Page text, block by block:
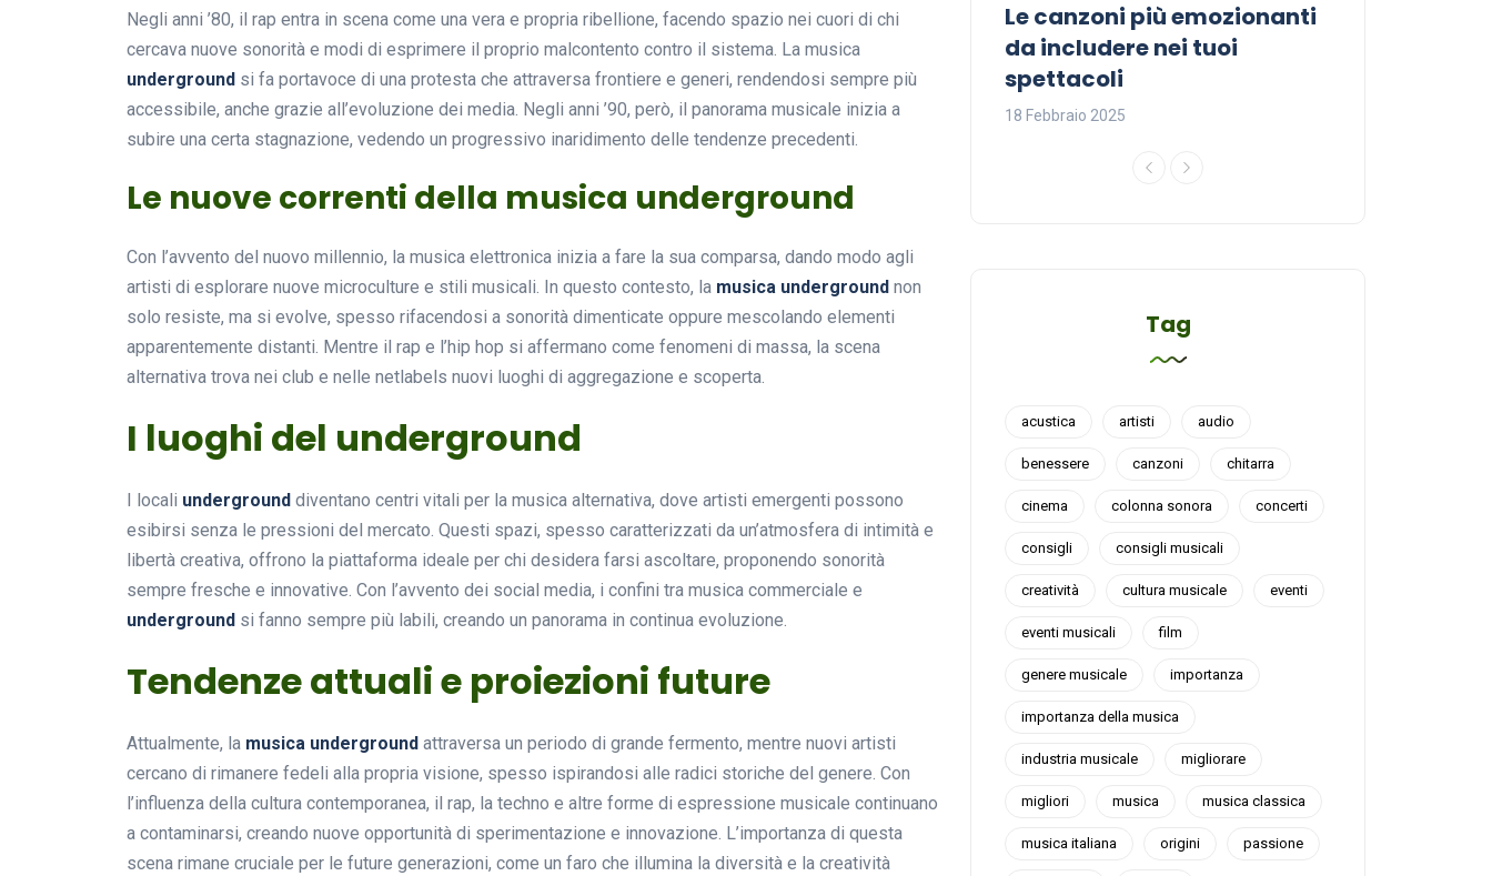
Negli anni ’80, il rap entra in scena come una vera e propria ribellione, facendo spazio nei cuori di chi
cercava nuove sonorità e modi di esprimere il proprio malcontento contro il sistema. La musica
underground si fa portavoce di una protesta che attraversa frontiere e generi, rendendosi sempre più
accessibile, anche grazie all’evoluzione dei media. Negli anni ’90, però, il panorama musicale inizia a
subire una certa stagnazione, vedendo un progressivo inaridimento delle tendenze precedenti.
Le nuove correnti della musica underground
Con l’avvento del nuovo millennio, la musica elettronica inizia a fare la sua comparsa, dando modo agli
artisti di esplorare nuove microculture e stili musicali. In questo contesto, la musica underground non
solo resiste, ma si evolve, spesso rifacendosi a sonorità dimenticate oppure mescolando elementi
apparentemente distanti. Mentre il rap e l’hip hop si affermano come fenomeni di massa, la scena
alternativa trova nei club e nelle netlabels nuovi luoghi di aggregazione e scoperta.
I luoghi del underground
I locali underground diventano centri vitali per la musica alternativa, dove artisti emergenti possono
esibirsi senza le pressioni del mercato. Questi spazi, spesso caratterizzati da un’atmosfera di intimità e
libertà creativa, offrono la piattaforma ideale per chi desidera farsi ascoltare, proponendo sonorità
sempre fresche e innovative. Con l’avvento dei social media, i confini tra musica commerciale e
underground si fanno sempre più labili, creando un panorama in continua evoluzione.
Tendenze attuali e proiezioni future
Attualmente, la musica underground attraversa un periodo di grande fermento, mentre nuovi artisti
cercano di rimanere fedeli alla propria visione, spesso ispirandosi alle radici storiche del genere. Con
l’influenza della cultura contemporanea, il rap, la techno e altre forme di espressione musicale continuano
a contaminarsi, creando nuove opportunità di sperimentazione e innovazione. L’importanza di questa
scena rimane cruciale per le future generazioni, come un faro che illumina la diversità e la creatività
Musicoterapia: un
approccio innovativo per la
cura dei disturbi del sonno
18 Febbraio 2025
Le canzoni più emozionanti
da includere nei tuoi
spettacoli
18 Febbraio 2025
Tag
acustica artisti audio
benessere canzoni chitarra
cinema colonna sonora concerti
consigli consigli musicali
creatività cultura musicale eventi
eventi musicali film
genere musicale importanza
importanza della musica
industria musicale migliorare
migliori musica musica classica
musica italiana origini passione